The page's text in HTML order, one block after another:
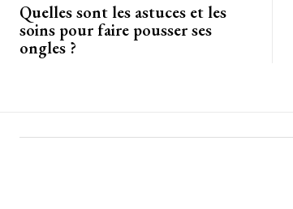
Quelles sont les astuces et les
soins pour faire pousser ses
ongles ?